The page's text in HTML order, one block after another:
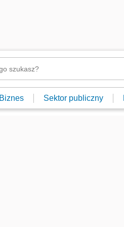
Biznes Sektor publiczny